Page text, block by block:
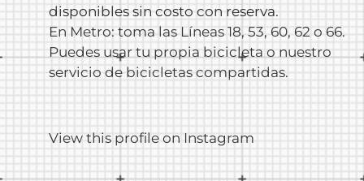
disponibles sin costo con reserva.
En Metro: toma las Líneas 18, 53, 60, 62 o 66.
Puedes usar tu propia bicicleta o nuestro
servicio de bicicletas compartidas.
View this profile on Instagram